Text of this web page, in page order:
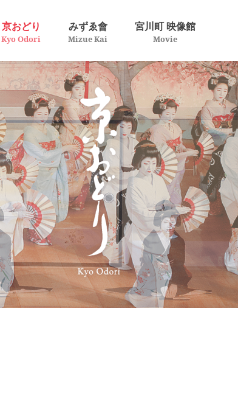
京おどり
Kyo Odori
みずゑ會
Mizue Kai
宮川町 映像館
Movie